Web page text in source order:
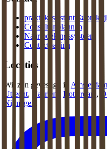
Consult inplannen
Naar boekingssysteem
Contactpagina
Locaties
Wij zijn gevestigd in
Utrecht, Haarlem Rotterdam ,
Nijmegen